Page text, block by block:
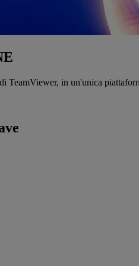
TeamViewer, in un'unica